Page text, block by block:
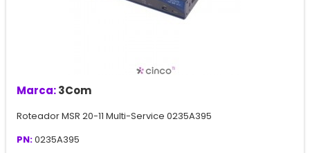
Marca:3Com
Roteador MSR 20-11 Multi-Service 0235A395
PN:0235A395